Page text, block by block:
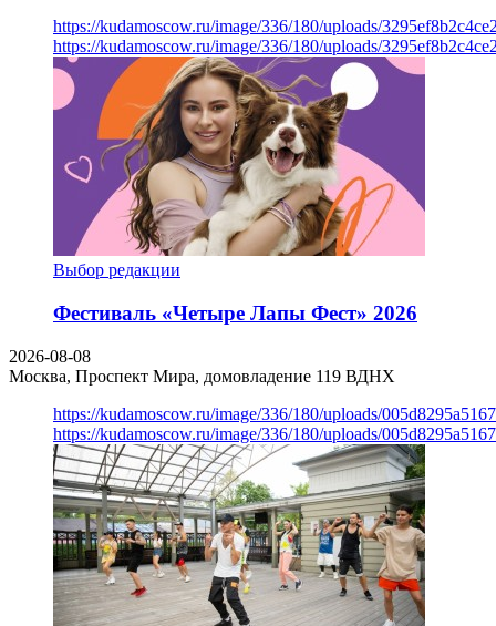
https://kudamoscow.ru/image/336/180/uploads/
https://kudamoscow.ru/image/336/180/uploads/
Выбор редакции
Фестиваль «Четыре Лапы Фест» 2026
2026-08-08
Москва, Проспект Мира, домовладение 119 ВДНХ
https://kudamoscow.ru/image/336/180/uploads/
https://kudamoscow.ru/image/336/180/uploads/